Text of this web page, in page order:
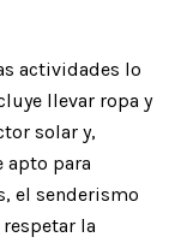
actividades lo
llevar ropa y
solar y,
apto para
el senderismo
la